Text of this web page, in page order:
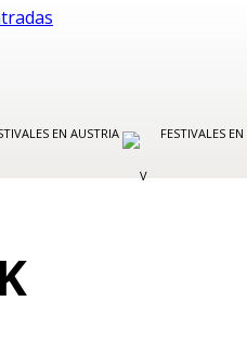
EN AUSTRIA FESTIVALES